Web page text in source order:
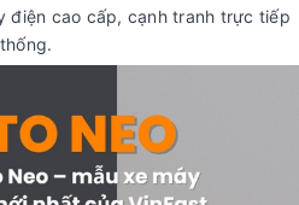
điện cao cấp, cạnh tranh trực tiếp